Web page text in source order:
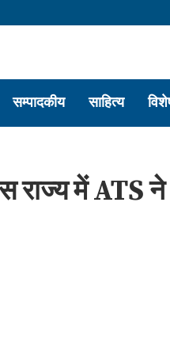
सम्पादकीय साहित्य
राज्य में ATS